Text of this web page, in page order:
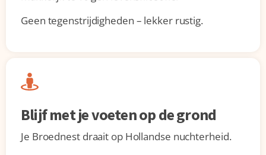
Geen tegenstrijdigheden – lekker rustig.
Blijf met je voeten op de grond
Je Broednest draait op Hollandse nuchterheid.